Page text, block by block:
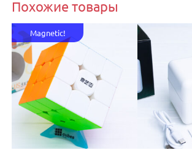
Похожие товары
Magnetic!